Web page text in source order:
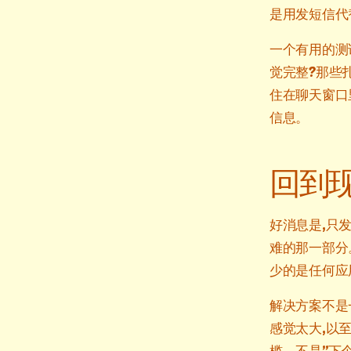
是用发短信
一个有用的
觉完整?那些
住在聊天窗
信息。
回到
好消息是,只
难的那一部
少的是任何
解决方案不
感觉太大,以